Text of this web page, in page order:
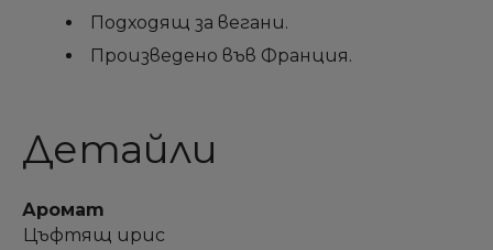
Подходящ за вегани.
Произведено във Франция.
Детайли
Аромат
Цъфтящ ирис